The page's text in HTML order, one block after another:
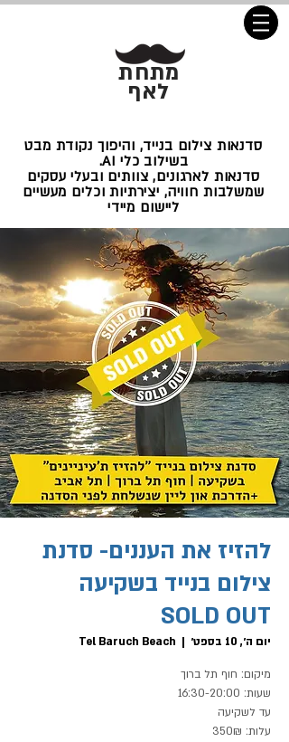
מתחת
לאף
סדנאות צילום בנייד, והיפוך נקודת מבט
בשילוב כלי AI.
סדנאות לארגונים, צוותים ובעלי עסקים
שמשלבות חוויה, יצירתיות וכלים מעשיים
ליישום מיידי
להזיז את העננים- סדנת
צילום בנייד בשקיעה
SOLD OUT
יום ה׳, 10 בספט׳
  |
Tel Baruch Beach